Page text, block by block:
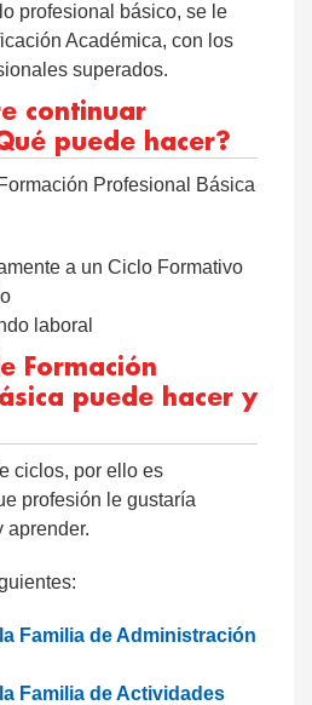
profesional básico, se le
Académica, con los
superados.
continuar
puede hacer?
Profesional Básica
a un Ciclo Formativo
laboral
Formación
puede hacer y
ciclos, por ello es
profesión le gustaría
aprender.
Familia de Administración
Familia de Actividades